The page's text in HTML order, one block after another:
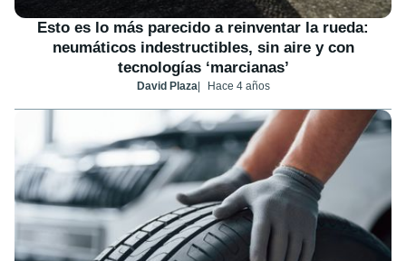
Esto es lo más parecido a reinventar la rueda:
neumáticos indestructibles, sin aire y con
tecnologías ‘marcianas’
David Plaza Hace 4 años